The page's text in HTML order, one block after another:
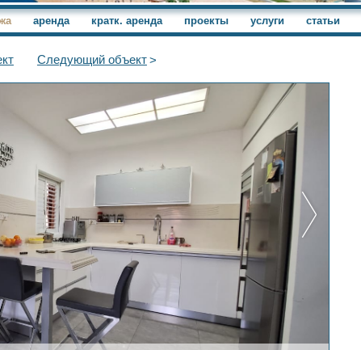
аренда кратк. аренда проекты услуги статьи
Следующийобъект